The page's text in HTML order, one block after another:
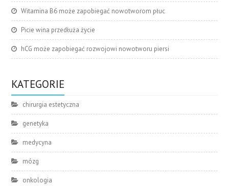
Witamina B6 może zapobiegać nowotworom płuc
Picie wina przedłuża życie
hCG może zapobiegać rozwojowi nowotworu piersi
KATEGORIE
chirurgia estetyczna
genetyka
medycyna
mózg
onkologia